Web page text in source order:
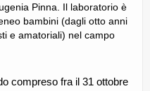
Pinna. Il laboratorio è
bambini (dagli otto anni
e amatoriali) nel campo
compreso fra il 31 ottobre